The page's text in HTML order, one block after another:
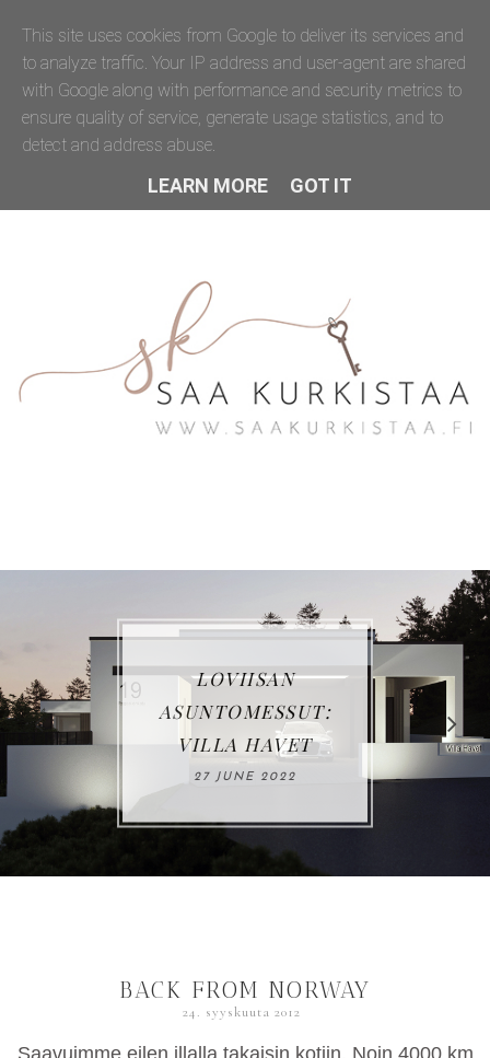
LOVIISAN
ASUNTOMESSUT:
VILLA HAVET
27 JUNE 2022
BACK FROM NORWAY
24. syyskuuta 2012
Saavuimme eilen illalla takaisin kotiin. Noin 4000 km
This site uses cookies from Google to deliver its services and
to analyze traffic. Your IP address and user-agent are shared
with Google along with performance and security metrics to
ensure quality of service, generate usage statistics, and to
detect and address abuse.
LEARN MORE GOT IT